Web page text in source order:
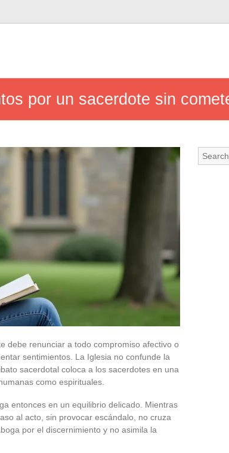
por un sacerdote sin
debe renunciar a todo compromiso afectivo o
sentimientos. La Iglesia no confunde la
sacerdotal coloca a los sacerdotes en una
como espirituales.
entonces en un equilibrio delicado. Mientras
al acto, sin provocar escándalo, no cruza
por el discernimiento y no asimila la